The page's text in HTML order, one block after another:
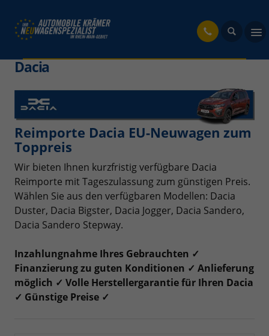
Dacia
Reimporte Dacia EU-Neuwagen zum
Toppreis
Wir bieten Ihnen kurzfristig verfügbare Dacia
Reimporte mit Tageszulassung zum günstigen Preis.
Wählen Sie aus den verfügbaren Modellen: Dacia
Duster, Dacia Bigster, Dacia Jogger, Dacia Sandero,
Dacia Sandero Stepway.
Inzahlungnahme Ihres Gebrauchten ✓
Finanzierung zu guten Konditionen ✓ Anlieferung
möglich ✓ Volle Herstellergarantie für Ihren Dacia
✓ Günstige Preise ✓